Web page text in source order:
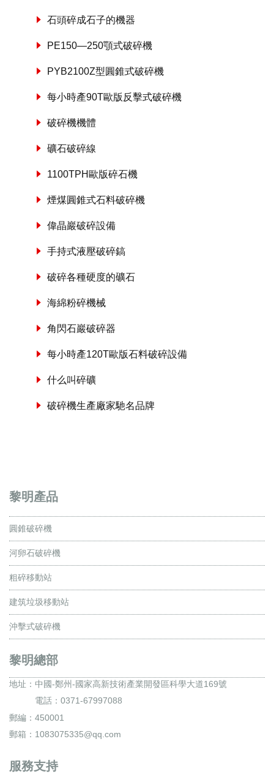
石頭碎成石子的機器
PE150—250顎式破碎機
PYB2100Z型圓錐式破碎機
每小時產90T歐版反擊式破碎機
破碎機機體
礦石破碎線
1100TPH歐版碎石機
煙煤圓錐式石料破碎機
偉晶巖破碎設備
手持式液壓破碎鎬
破碎各種硬度的礦石
海綿粉碎機械
角閃石巖破碎器
每小時產120T歐版石料破碎設備
什么叫碎礦
破碎機生產廠家馳名品牌
黎明產品
圓錐破碎機
河卵石破碎機
粗碎移動站
建筑垃圾移動站
沖擊式破碎機
黎明總部
地址： 中國-鄭州-國家高新技術產業開發區科學大道169號
電話：0371-67997088
郵編：450001
郵箱：1083075335@qq.com
服務支持